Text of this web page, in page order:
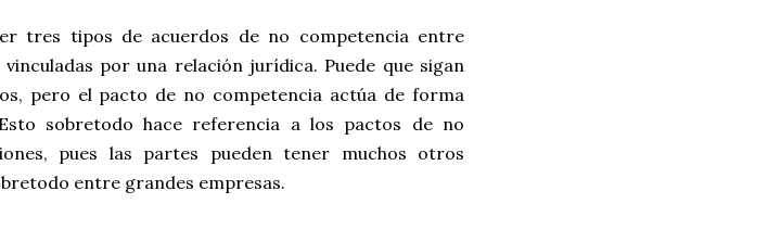
tres tipos de acuerdos de no competencia entre
por una relación jurídica. Puede que sigan
pero el pacto de no competencia actúa de forma
sobretodo hace referencia a los pactos de no
pues las partes pueden tener muchos otros
entre grandes empresas.